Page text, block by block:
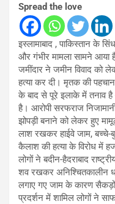
Spread the love
इस्लामाबाद , पाकिस्तान के
और गंभीर मामला सामने आया
जमींदार ने जमीन विवाद को
हत्या कर दी। मृतक की
के बाद से पूरे इलाके में तनाव
है। आरोपी सरफराज
झोपड़ी बनाने को लेकर हुए
लाश रखकर हाईवे जाम,
कैलाश की हत्या के विरोध में
लोगों ने बदीन-हैदराबाद
शव रखकर अनिश्चितकालीन
लगाए गए जाम के कारण
प्रदर्शन में शामिल लोगों ने